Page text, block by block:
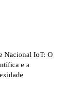
Nacional IoT: O
e a